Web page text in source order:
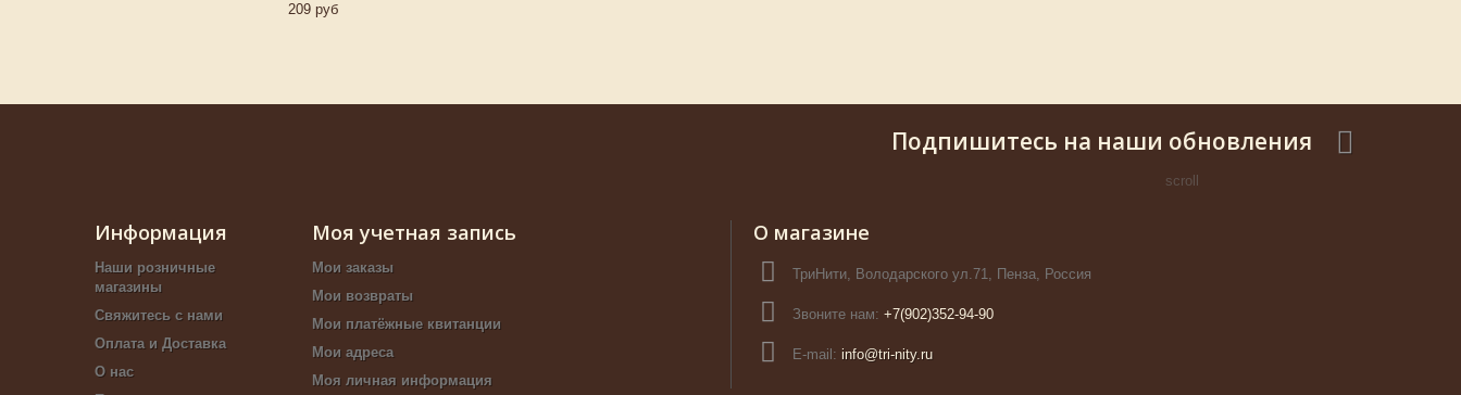
209 руб
Подпишитесь на наши обновления
Информация
Наши розничные
магазины
Свяжитесь с нами
Оплата и Доставка
О нас
Моя учетная запись
Мои заказы
Мои возвраты
Мои платёжные квитанции
Мои адреса
Моя личная информация
О магазине
ТриНити, Володарского ул.71, Пенза, Россия
Звоните нам: +7(902)352-94-90
E-mail: info@tri-nity.ru
scroll